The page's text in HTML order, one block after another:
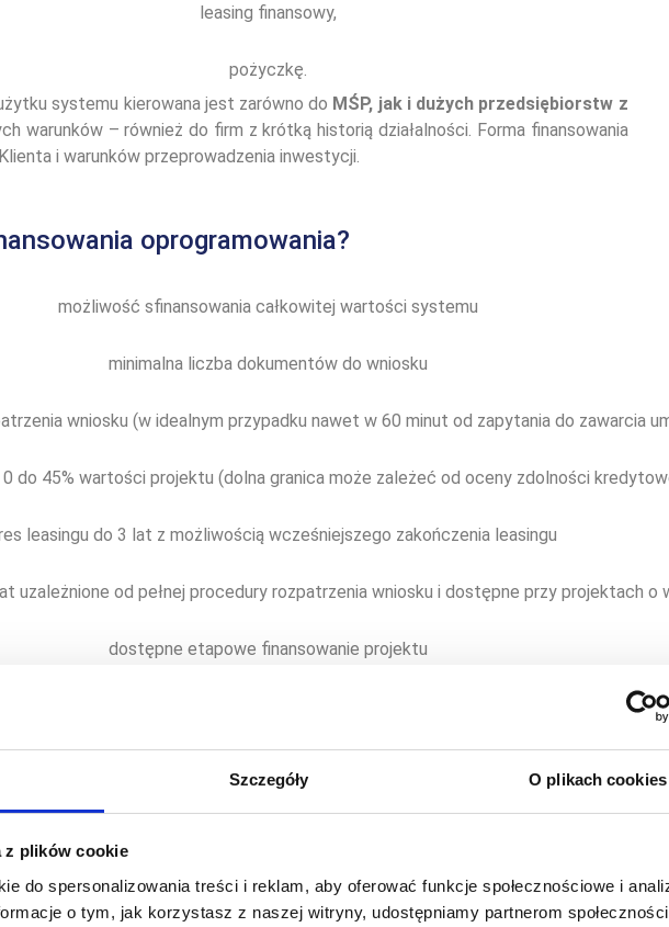
Szczegóły O plikach cookies
z plików cookie
do spersonalizowania treści i reklam, aby oferować funkcje społecznościowe i
o tym, jak korzystasz z naszej witryny, udostępniamy partnerom
leasing finansowy,
pożyczkę.
systemu kierowana jest zarówno do MŚP, jak i dużych przedsiębiorstw z
warunków – również do firm z krótką historią działalności. Forma finansowania
i warunków przeprowadzenia inwestycji.
oprogramowania?
możliwość sfinansowania całkowitej wartości systemu
minimalna liczba dokumentów do wniosku
wniosku (w idealnym przypadku nawet w 60 minut od zapytania do zawarcia
do 45% wartości projektu (dolna granica może zależeć od oceny zdolności
leasingu do 3 lat z możliwością wcześniejszego zakończenia leasingu
uzależnione od pełnej procedury rozpatrzenia wniosku i dostępne przy projektach o
dostępne etapowe finansowanie projektu
rat miesięcznych, w zależności od preferencji Klienta lub specyfiki
dedykowany opiekun klienta przez okres trwania umowy.
z eq system?